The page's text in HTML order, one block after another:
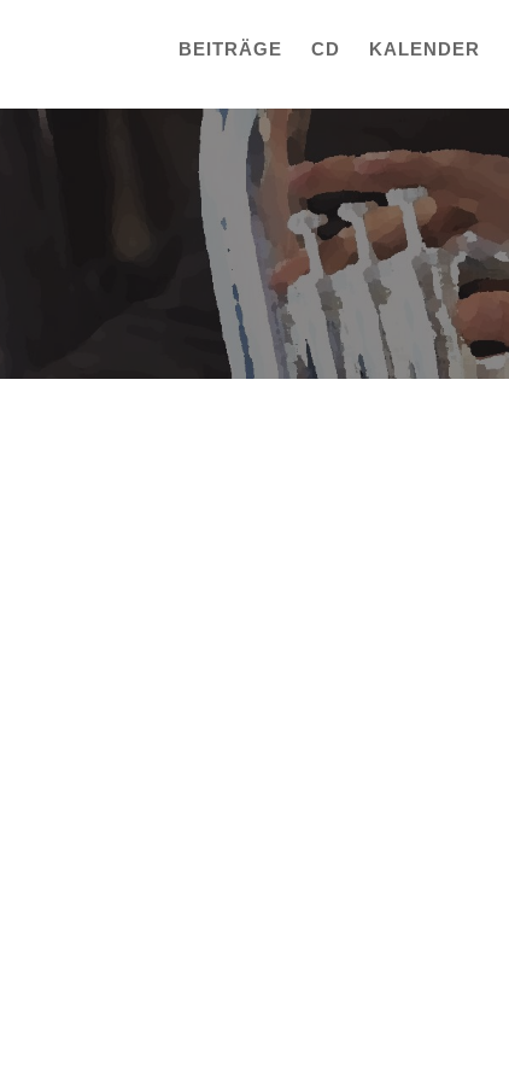
BEITRÄGE CD KALENDER